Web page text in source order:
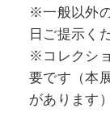
※一般以外
日ご提示く
※コレクシ
要です（本
があります）